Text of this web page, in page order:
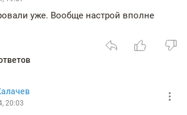
уже. Вообще настрой вполне
20:03